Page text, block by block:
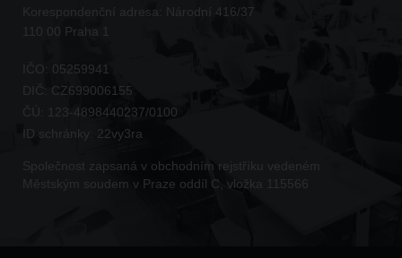
Korespondenční adresa: Národní 416/37
110 00 Praha 1
IČO:
05259941
DIČ:
CZ699006155
ČÚ:
123-4898440237/0100
ID schránky:
22vy3ra
Společnost zapsaná v obchodním rejstříku vedeném
Městským soudem v Praze oddíl C, vložka 115566